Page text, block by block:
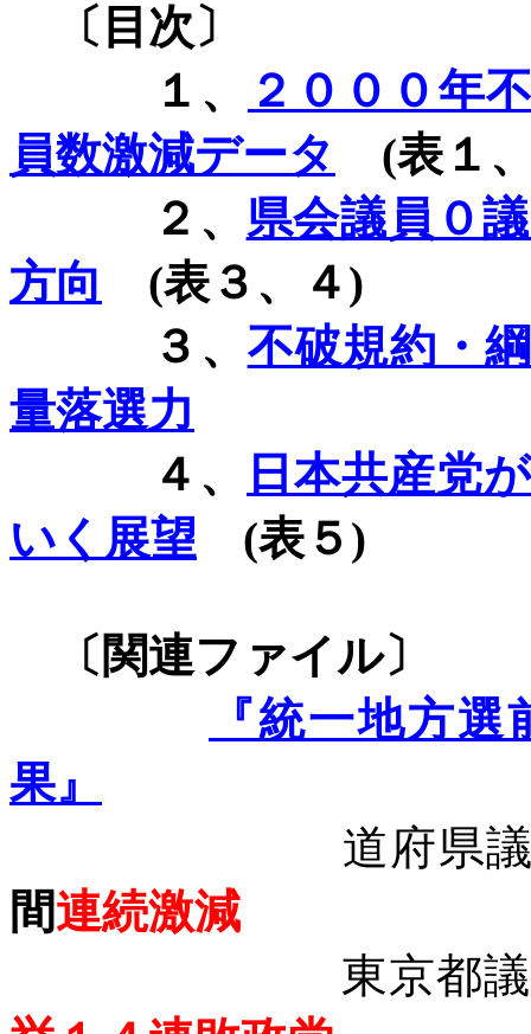
〔目次〕
１、
２０００年
員数激減データ
(表１
２、 県会議員０
方向
(表３、４)
３、 不破規約・
量落選力
４、
日本共産党
いく展望
(表５ )
〔関連ファ
『統一地方
果』
道府県
間連続激減
東京都